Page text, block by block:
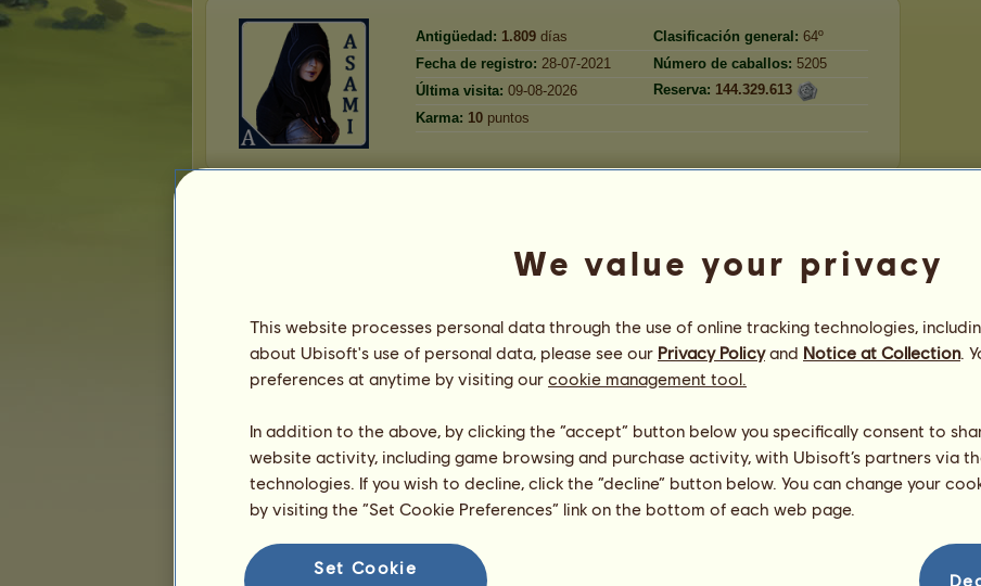
Antigüedad: 1.809 días Clasificación general: 64º
Fecha de registro: 28-07-2021 Número de caballos: 5205
Última visita: 09-08-2026 Reserva: 144.329.613
Karma: 10 puntos
ha propuesto 35 creaciones para el juego.
Nombre
Antidote 4usos 25-06-2026
Sun Balios 20 usos 25-04-2026
We value your privacy
This website processes personal data through the use of online tracking technologies,
about Ubisoft's use of personal data, please see our Privacy Policyand Notice at Collection.
preferences at anytime by visiting our cookie management tool.
In addition to the above, by clicking the “accept” button below you specifically consent to
website activity, including game browsing and purchase activity, with Ubisoft’s partners via
technologies. If you wish to decline, click the “decline” button below. You can change your
by visiting the “Set Cookie Preferences” link on the bottom of each web page.
Set Cookie